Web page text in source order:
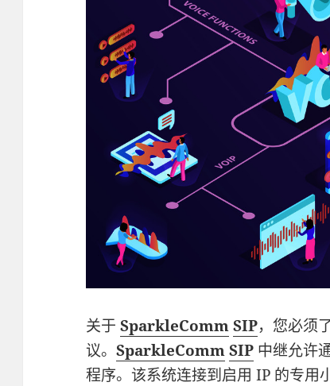
关于SparkleComm SIP，您必须
议。SparkleComm SIP 中继允许
程序。该系统连接到启用 IP 的专用